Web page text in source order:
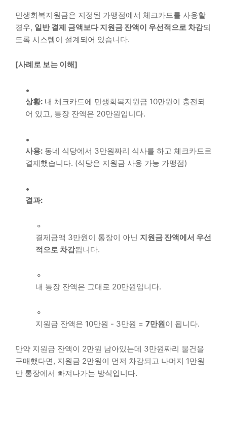
민생회복지원금은 지정된 가맹점에서 체크카드를 사용할
경우, 일반 결제 금액보다 지원금 잔액이 우선적으로 차감되
도록 시스템이 설계되어 있습니다.
[사례로 보는 이해]
상황: 내 체크카드에 민생회복지원금 10만원이 충전되
어 있고, 통장 잔액은 20만원입니다.
사용: 동네 식당에서 3만원짜리 식사를 하고 체크카드로
결제했습니다. (식당은 지원금 사용 가능 가맹점)
결과:
결제금액 3만원이 통장이 아닌 지원금 잔액에서 우선
적으로 차감됩니다.
내 통장 잔액은 그대로 20만원입니다.
지원금 잔액은 10만원 - 3만원 = 7만원이 됩니다.
만약 지원금 잔액이 2만원 남아있는데 3만원짜리 물건을
구매했다면, 지원금 2만원이 먼저 차감되고 나머지 1만원
만 통장에서 빠져나가는 방식입니다.